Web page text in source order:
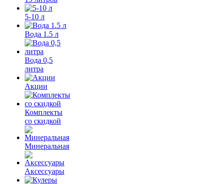
5-10 л
Вода 1.5 л
Вода 0,5
литра
Акции
Комплекты
со скидкой
Минеральная
Аксессуары